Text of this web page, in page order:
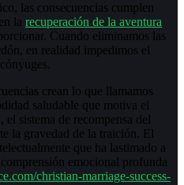
las consecuencias cumplen
la recuperación de la aventura
Cuando eliminamos las
en realidad impedimos el
crean lo que llamamos
saludable que motiva el
sistema de recompensa del
la gravedad de la traición. El
que ha lastimado a
emocional profunda
christian-marriage-success-